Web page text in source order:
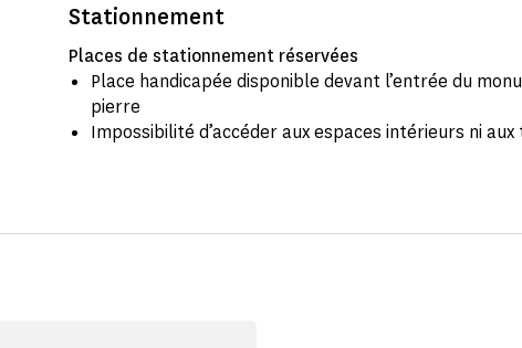
Stationnement
Places de stationnement réservées
Place handicapée disponible devant l’entrée du
pierre
Impossibilité d’accéder aux espaces intérieurs ni